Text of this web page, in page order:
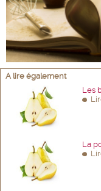
A lire également
Les
La